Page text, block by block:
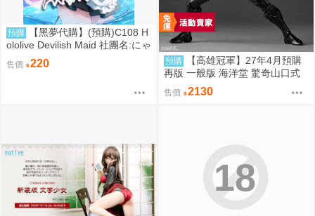
預購
【黑夢代購】(預購)C108 H
ololive Devilish Maid 社團名:にゃ
ろめのちゅーる 繪師:にゃろめ
售價 220 預購
【高雄冠軍】27年4月預購
再版 一般版 海洋堂 驚奇山口式
黑色戰衣蜘蛛人 共生體蜘蛛人 免
訂金0928
售價 2130
18